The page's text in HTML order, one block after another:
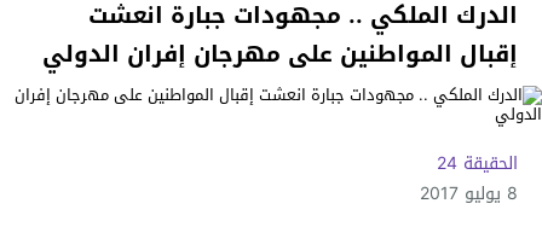
الدرك الملكي .. مجهودات جبارة انعشت
إقبال المواطنين على مهرجان إفران الدولي
الحقيقة 24
8 يوليو 2017